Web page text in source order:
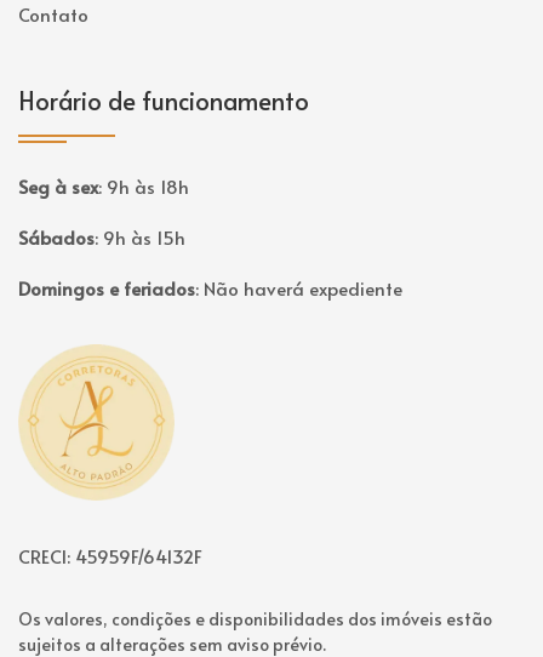
Contato
Horário de funcionamento
Seg à sex: 9h às 18h
Sábados: 9h às 15h
Domingos e feriados: Não haverá expediente
Página inicial
CRECI: 45959F/64132F
Os valores, condições e disponibilidades dos imóveis estão
sujeitos a alterações sem aviso prévio.